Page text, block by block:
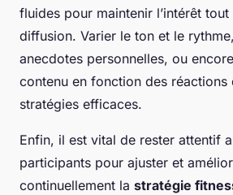
fluides pour maintenir l’intérêt
diffusion. Varier le ton et le
anecdotes personnelles, ou
contenu en fonction des
stratégies efficaces.
Enfin, il est vital de rester attentif
participants pour ajuster et
continuellement la stratégie